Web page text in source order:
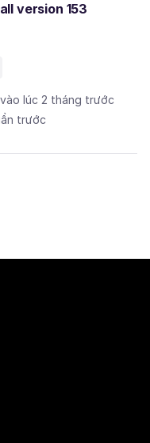
version 153
lúc 2 tháng trước
trước